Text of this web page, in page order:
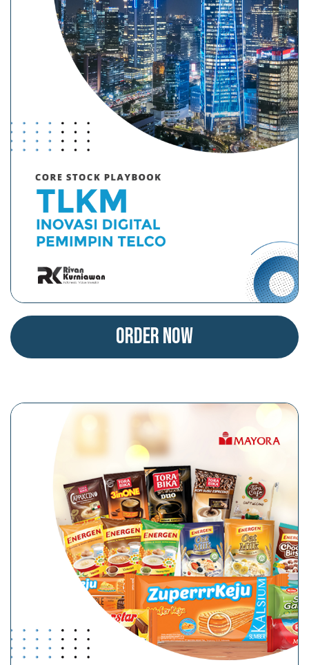
Order Now